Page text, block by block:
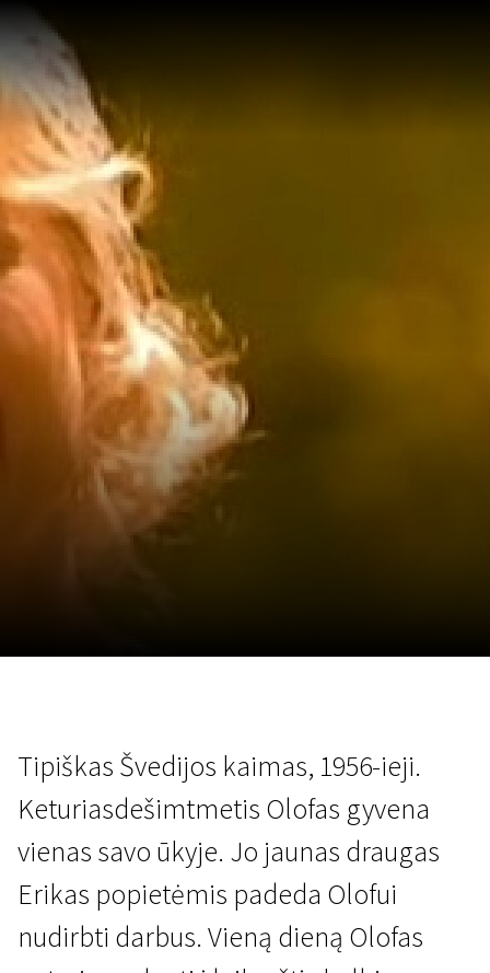
Tipiškas Švedijos kaimas, 1956-ieji.
Keturiasdešimtmetis Olofas gyvena
vienas savo ūkyje. Jo jaunas draugas
Erikas popietėmis padeda Olofui
nudirbti darbus. Vieną dieną Olofas